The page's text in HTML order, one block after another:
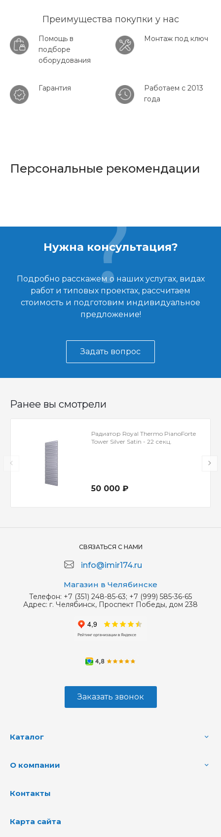
Преимущества покупки у нас
Помощь в
подборе
оборудования
Монтаж под ключ
Гарантия
Работаем с 2013
года
Персональные рекомендации
Нужна консультация?
Подробно расскажем о наших услугах, видах
работ и типовых проектах, рассчитаем
стоимость и подготовим индивидуальное
предложение!
Задать вопрос
Ранее вы смотрели
Радиатор Royal Thermo PianoForte
Tower Silver Satin - 22 секц.
50 000 ₽
СВЯЗАТЬСЯ С НАМИ
info@imir174.ru
Магазин в Челябинске
Телефон: +7 (351) 248-85-63; +7 (999) 585-36-65
Адрес: г. Челябинск, Проспект Победы, дом 238
Заказать звонок
Каталог
О компании
Контакты
Карта сайта